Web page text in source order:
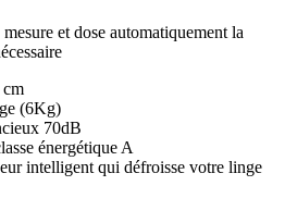
et dose automatiquement la
(6Kg)
70dB
énergétique A
intelligent qui défroisse votre linge